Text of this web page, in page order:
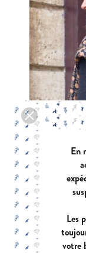
En
Les
votre